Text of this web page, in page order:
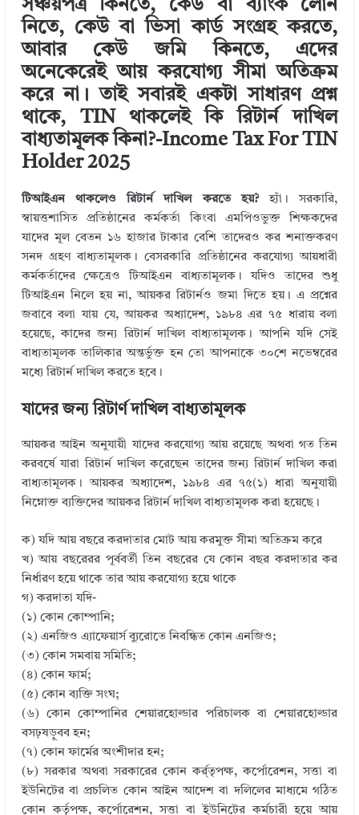
r
dI
n
r
o
o
k
সঞ্চয়পত্র কিনতে, কেউ বা ব্যাংক লোন
নিতে, কেউ বা ভিসা কার্ড সংগ্রহ করতে,
আবার কেউ জমি কিনতে, এদের
অনেকেরেই আয় করযোগ্য সীমা অতিক্রম
করে না। তাই সবারই একটা সাধারণ প্রশ্ন
থাকে, TIN থাকলেই কি রিটার্ন দাখিল
বাধ্যতামূলক কিনা?-Income Tax For TIN
Holder 2025
টিআইএন থাকলেও রিটার্ন দাখিল করতে হয়?হ্যাঁ। সরকারি,
স্বায়ত্তশাসিত প্রতিষ্ঠানের কর্মকর্তা কিংবা এমপিওভুক্ত শিক্ষকদের
যাদের মূল বেতন ১৬ হাজার টাকার বেশি তাদেরও কর শনাক্তকরণ
সনদ গ্রহণ বাধ্যতামূলক। বেসরকারি প্রতিষ্ঠানের করযোগ্য আয়ধারী
কর্মকর্তাদের ক্ষেত্রেও টিআইএন বাধ্যতামূলক। যদিও তাদের শুধু
টিআইএন নিলে হয় না, আয়কর রিটার্নও জমা দিতে হয়। এ প্রশ্নের
জবাবে বলা যায় যে, আয়কর অধ্যাদেশ, ১৯৮৪ এর ৭৫ ধারায় বলা
হয়েছে, কাদের জন্য রিটার্ন দাখিল বাধ্যতামূলক। আপনি যদি সেই
বাধ্যতামূলক তালিকার অন্তর্ভুক্ত হন তো আপনাকে ৩০শে নভেম্বরের
মধ্যে রিটার্ন দাখিল করতে হবে।
যাদের জন্য রিটার্ণ দাখিল বাধ্যতামূলক
আয়কর আইন অনুযায়ী যাদের করযোগ্য আয় রয়েছে অথবা গত তিন
করবর্ষে যারা রিটার্ন দাখিল করেছেন তাদের জন্য রিটার্ন দাখিল করা
বাধ্যতামূলক। আয়কর অধ্যাদেশ, ১৯৮৪ এর ৭৫(১) ধারা অনুযায়ী
নিম্নোক্ত ব্যক্তিদের আয়কর রিটার্ন দাখিল বাধ্যতামূলক করা হয়েছে।
ক) যদি আয় বছরে করদাতার মোট আয় করমুক্ত সীমা অতিক্রম করে
খ) আয় বছরেরর পূর্ববর্তী তিন বছরের যে কোন বছর করদাতার কর
নির্ধারণ হয়ে থাকে তার আয় করযোগ্য হয়ে থাকে
গ) করদাতা যদি-
(১) কোন কোম্পানি;
(২) এনজিও এ্যাফেয়ার্স ব্যুরোতে নিবন্ধিত কোন এনজিও;
(৩) কোন সমবায় সমিতি;
(৪) কোন ফার্ম;
(৫) কোন ব্যক্তি সংঘ;
(৬) কোন কোম্পানির শেয়ারহোল্ডার পরিচালক বা শেয়ারহোল্ডার
বসঢ়ষড়ুবব হন;
(৭) কোন ফার্মের অংশীদার হন;
(৮) সরকার অথবা সরকারের কোন কর্র্তৃপক্ষ, কর্পোরেশন, সত্তা বা
ইউনিটের বা প্রচলিত কোন আইন আদেশ বা দলিলের মাধ্যমে গঠিত
কোন কর্তৃপক্ষ, কর্পোরেশন, সত্তা বা ইউনিটের কর্মচারী হয়ে আয়